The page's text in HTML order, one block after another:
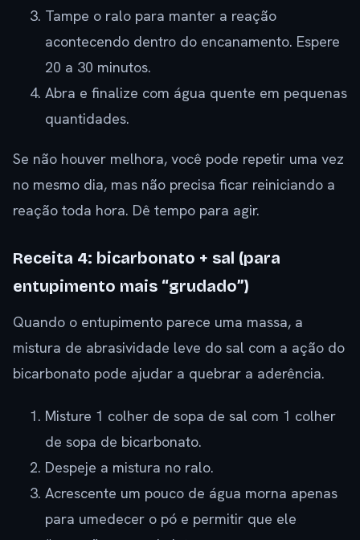
Tampe o ralo para manter a reação
acontecendo dentro do encanamento. Espere
20 a 30 minutos.
Abra e finalize com água quente em pequenas
quantidades.
Se não houver melhora, você pode repetir uma vez
no mesmo dia, mas não precisa ficar reiniciando a
reação toda hora. Dê tempo para agir.
Receita 4: bicarbonato + sal (para
entupimento mais “grudado”)
Quando o entupimento parece uma massa, a
mistura de abrasividade leve do sal com a ação do
bicarbonato pode ajudar a quebrar a aderência.
Misture 1 colher de sopa de sal com 1 colher
de sopa de bicarbonato.
Despeje a mistura no ralo.
Acrescente um pouco de água morna apenas
para umedecer o pó e permitir que ele